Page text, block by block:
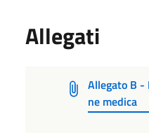
Allegati
Allegato B -
ne medica